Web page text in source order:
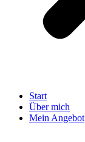
Start
Über mich
Mein Angebot